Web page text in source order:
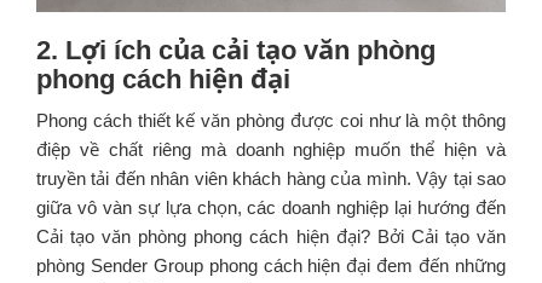
2. Lợi ích của cải tạo văn phòng
phong cách hiện đại
Phong cách thiết kế văn phòng được coi như là một thông
điệp về chất riêng mà doanh nghiệp muốn thể hiện và
truyền tải đến nhân viên khách hàng của mình. Vậy tại sao
giữa vô vàn sự lựa chọn, các doanh nghiệp lại hướng đến
Cải tạo văn phòng phong cách hiện đại? Bởi Cải tạo văn
phòng Sender Group phong cách hiện đại đem đến những